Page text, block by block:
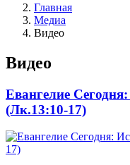
Главная
Медиа
Видео
Видео
Евангелие
(Лк.13:10-17)